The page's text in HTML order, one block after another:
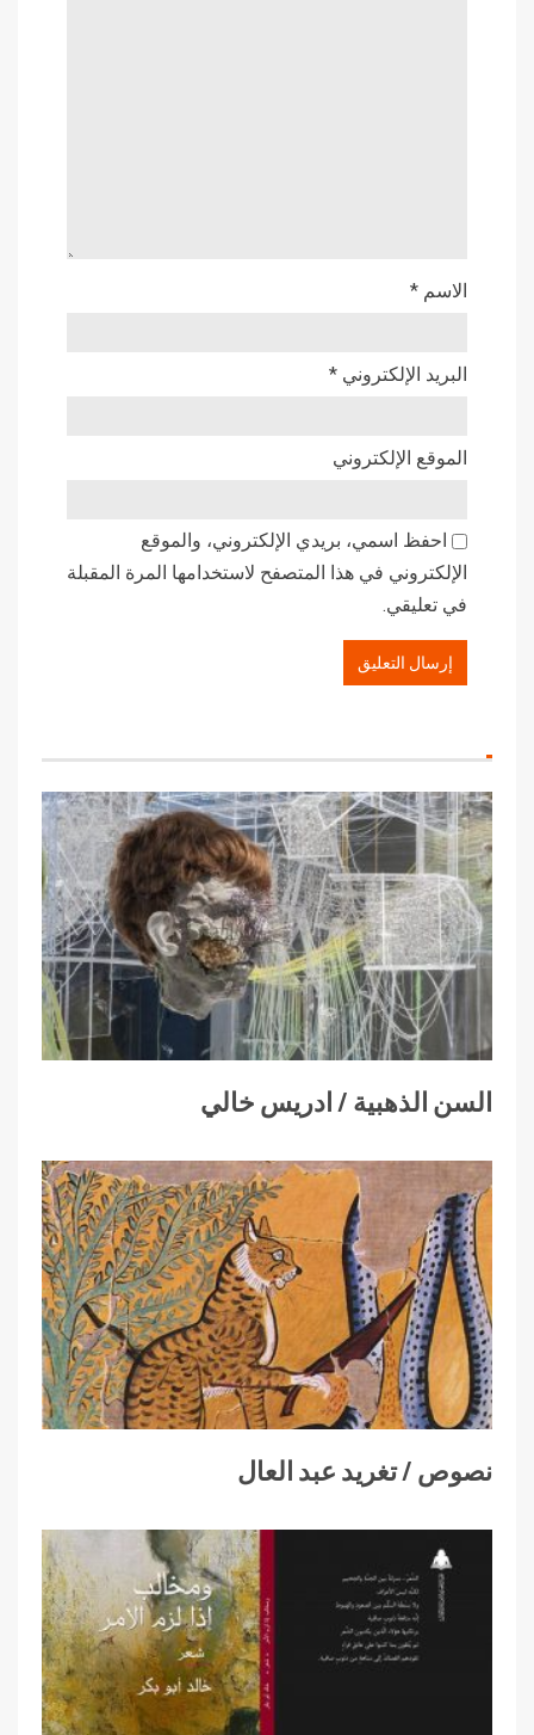
الاسم *
البريد الإلكتروني *
الموقع الإلكتروني
احفظ اسمي، بريدي الإلكتروني، والموقع
الإلكتروني في هذا المتصفح لاستخدامها المرة المقبلة
في تعليقي.
السن الذهبية / ادريس خالي
نصوص / تغريد عبد العال